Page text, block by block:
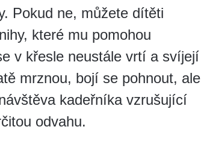
Pokud ne, můžete dítěti
které mu pomohou
v křesle neustále vrtí a svíjejí
mrznou, bojí se pohnout, ale
kadeřníka vzrušující
odvahu.